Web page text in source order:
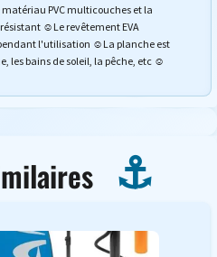
PVC multicouches et la
☺Le revêtement EVA
l'utilisation ☺La planche est
les bains de soleil, la pêche, etc ☺